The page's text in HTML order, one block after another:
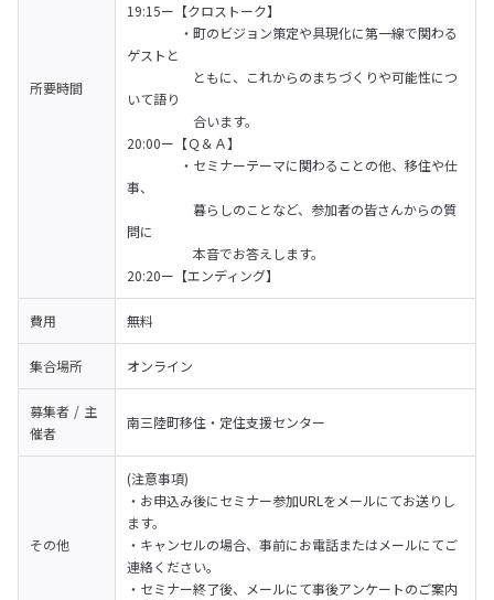
所要時間
19:15ー【クロストーク】
・町のビジョン策定や具現化に第一線で関わる
ゲストと
ともに、これからのまちづくりや可能性につ
いて語り
合います。
20:00ー【Ｑ＆Ａ】
・セミナーテーマに関わることの他、移住や仕
事、
暮らしのことなど、参加者の皆さんからの質
問に
本音でお答えします。
20:20ー【エンディング】
費用 無料
集合場所 オンライン
募集者 / 主
催者
南三陸町移住・定住支援センター
その他
(注意事項)
・お申込み後にセミナー参加URLをメールにてお送りし
ます。
・キャンセルの場合、事前にお電話またはメールにてご
連絡ください。
・セミナー終了後、メールにて事後アンケートのご案内